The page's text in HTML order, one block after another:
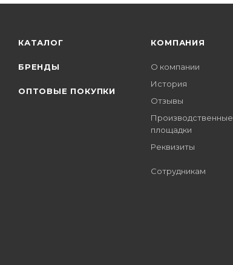
КАТАЛОГ
БРЕНДЫ
ОПТОВЫЕ ПОКУПКИ
КОМПАНИЯ
О компании
История
Отзывы
Производственные
площадки
Реквизиты
Сотрудникам